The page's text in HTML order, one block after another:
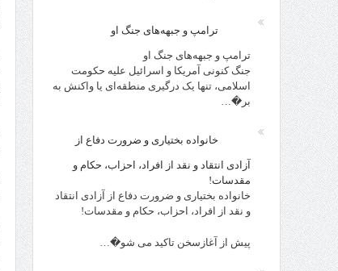
ترامپ و جبهه‌های جنگ او
ترامپ و جبهه‌های جنگ او
جنگ کنونی آمریکا و اسرائیل علیه حکومت
اسلامی، تنها یک درگیری منطقه‌ای یا واکنش به
بر�…
خانواده بختیاری و ضرورت دفاع از
آزادی انتقاد و نقد از افراد، احزاب، حکام و
مقدسات!
خانواده بختیاری و ضرورت دفاع از آزادی انتقاد
و نقد از افراد، احزاب، حکام و مقدسات!
پیش از آغازسخن تاکید می شو�…